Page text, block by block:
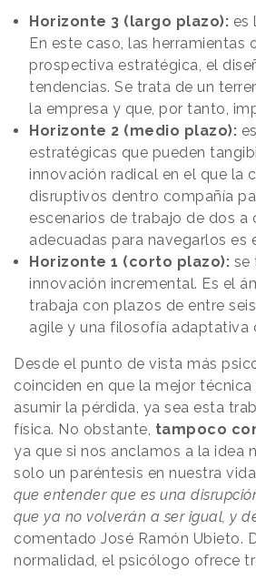
Horizonte 3 (largo plazo): es
En este caso, las
prospectiva estratégica, el
tendencias. Se trata de un
la empresa y que, por tanto,
Horizonte 2 (medio plazo):
estratégicas que pueden
innovación radical en el que la
disruptivos dentro compañía
escenarios de trabajo de dos a
adecuadas para navegarlos es
Horizonte 1 (corto plazo): se
innovación incremental. Es el
trabaja con plazos de entre
agile y una filosofía adaptativa
Desde el punto de vista más
coinciden en que la mejor
asumir la pérdida, ya sea esta
física. No obstante, tampoco
ya que si nos anclamos a la idea
solo un paréntesis en nuestra
que entender que es una
que ya no volverán a ser igual, y
comentado José Ramón Ubieto.
normalidad, el psicólogo ofrece